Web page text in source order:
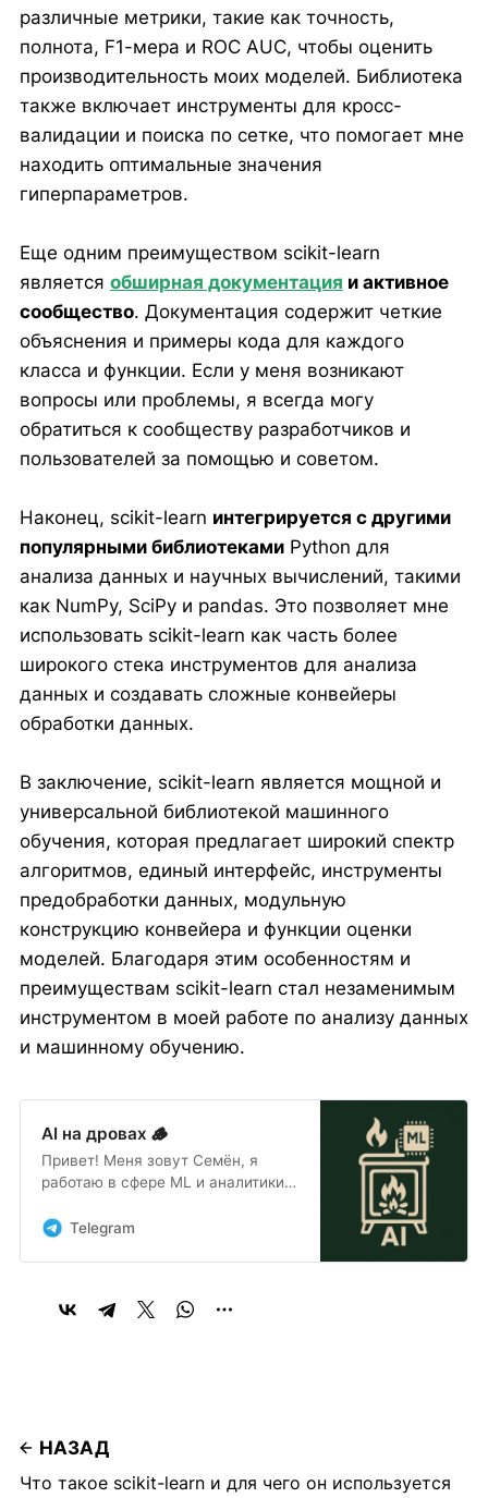
различные метрики, такие как точность,
полнота, F1-мера и ROC AUC, чтобы оценить
производительность моих моделей. Библиотека
также включает инструменты для кросс-
валидации и поиска по сетке, что помогает мне
находить оптимальные значения
гиперпараметров.
Еще одним преимуществом scikit-learn
является обширная документация и активное
сообщество. Документация содержит четкие
объяснения и примеры кода для каждого
класса и функции. Если у меня возникают
вопросы или проблемы, я всегда могу
обратиться к сообществу разработчиков и
пользователей за помощью и советом.
Наконец, scikit-learn интегрируется с другими
популярными библиотекамиPython для
анализа данных и научных вычислений, такими
как NumPy, SciPy и pandas. Это позволяет мне
использовать scikit-learn как часть более
широкого стека инструментов для анализа
данных и создавать сложные конвейеры
обработки данных.
В заключение, scikit-learn является мощной и
универсальной библиотекой машинного
обучения, которая предлагает широкий спектр
алгоритмов, единый интерфейс, инструменты
предобработки данных, модульную
конструкцию конвейера и функции оценки
моделей. Благодаря этим особенностям и
преимуществам scikit-learn стал незаменимым
инструментом в моей работе по анализу данных
и машинному обучению.
AI на дровах 🪵
Привет! Меня зовут Семён, я
работаю в сфере ML и аналитики
статьи о своем опыте и том, что
Telegram
НАЗАД
Что такое scikit-learn и для чего он используется